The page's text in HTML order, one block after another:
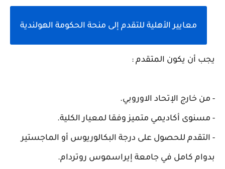
معايير الأهلية للتقدم إلى منحة الحكومة الهولندية
يجب أن يكون المتقدم :
- من خارج الإتحاد الاوروبي.
- مسنوى أكاديمي متميز وفقا لمعيار الكلية.
- التقدم للحصول على درجة البكالوريوس أو الماجستير
بدوام كامل في جامعة إيراسموس روتردام.